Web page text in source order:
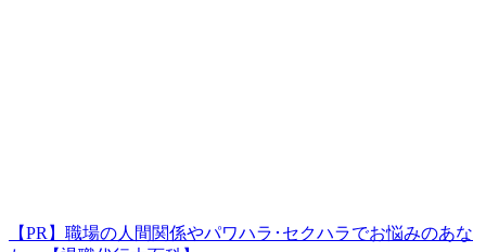
【PR】職場の人間関係やパワハラ･セクハラでお悩みのあな